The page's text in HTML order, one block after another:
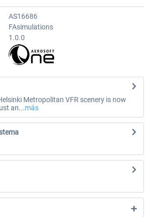
AS16686
FAsimulations
1.0.0
Metropolitan VFR scenery is now
an...más